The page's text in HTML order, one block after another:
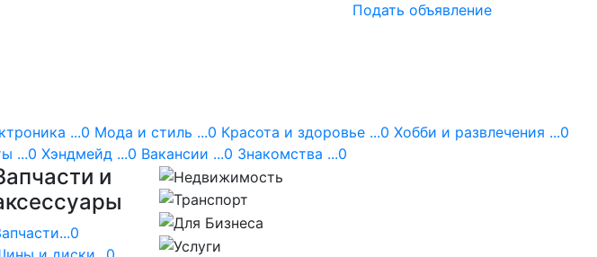
Подать объявление
...0 Мода и стиль ...0 Красота и здоровье ...0 Хобби и развлечения ...0
...0 Хэндмейд ...0 Вакансии ...0 Знакомства ...0
и